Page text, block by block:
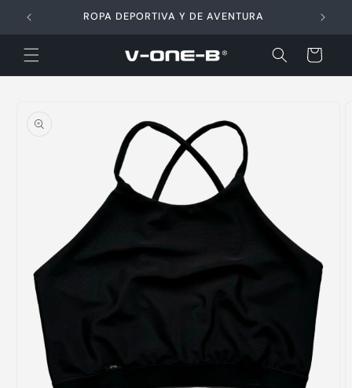
directamente
al contenido
ROPA DEPORTIVA Y DE AVENTURA
Carrito
información